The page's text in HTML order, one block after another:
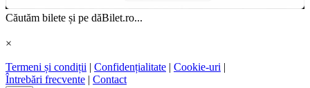
Căutăm bilete și pe dăBilet.ro...
×
Termeni și condiții | Confidențialitate | Cookie-uri |
Întrebări frecvente | Contact